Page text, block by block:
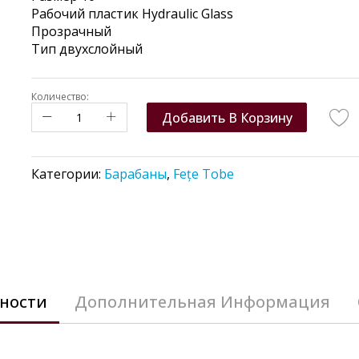
Рабочий пластик Hydraulic Glass
Прозрачный
Тип двухслойный
Количество:
Добавить В Корзину
Категории: Барабаны, Fețe Tobe
Дополнительная Информация